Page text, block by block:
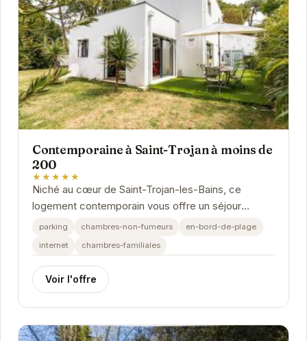
Contemporaine à Saint-Trojan à moins de
200
★★★★★
Niché au cœur de Saint-Trojan-les-Bains, ce
logement contemporain vous offre un séjour
inoubliable à un prix abordable. À deux pas des
parking chambres-non-fumeurs
en-bord-de-plage
internet
chambres-familiales
Voir l'offre